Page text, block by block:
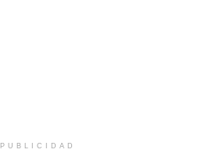
PUBLICIDAD